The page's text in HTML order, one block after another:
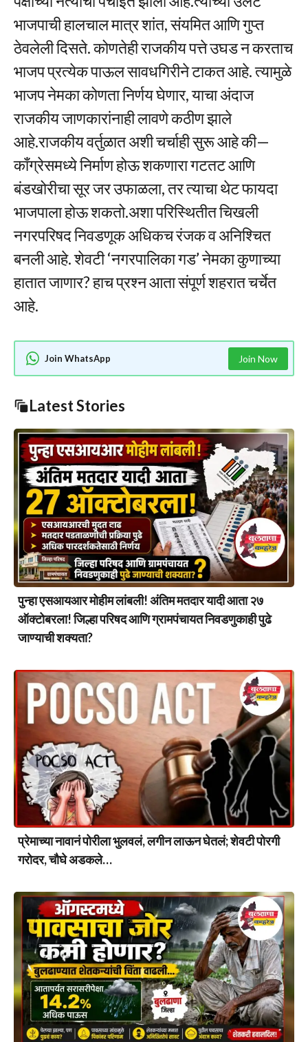
भाजपाची हालचाल मात्र शांत, संयमित आणि गुप्त
ठेवलेली दिसते. कोणतेही राजकीय पत्ते उघड न करताच
भाजप प्रत्येक पाऊल सावधगिरीने टाकत आहे. त्यामुळे
भाजप नेमका कोणता निर्णय घेणार, याचा अंदाज
राजकीय जाणकारांनाही लावणे कठीण झाले
आहे.राजकीय वर्तुळात अशी चर्चाही सुरू आहे की—
काँग्रेसमध्ये निर्माण होऊ शकणारा गटतट आणि
बंडखोरीचा सूर जर उफाळला, तर त्याचा थेट फायदा
भाजपाला होऊ शकतो.अशा परिस्थितीत चिखली
नगरपरिषद निवडणूक अधिकच रंजक व अनिश्चित
बनली आहे. शेवटी ‘नगरपालिका गड’ नेमका कुणाच्या
हातात जाणार? हाच प्रश्न आता संपूर्ण शहरात चर्चेत
आहे.
Join WhatsApp Join Now
Latest Stories
पुन्हा एसआयआर मोहीम लांबली! अंतिम मतदार यादी आता २७
ऑक्टोबरला! जिल्हा परिषद आणि ग्रामपंचायत निवडणुकाही पुढे
जाण्याची शक्यता?
प्रेमाच्या नावानं पोरीला भुलवलं, लगीन लाऊन घेतलं; शेवटी पोरगी
गरोदर, चौघे अडकले…